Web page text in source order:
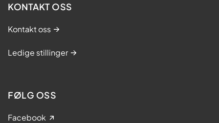
KONTAKT OSS
Kontakt oss
Ledige stillinger
FØLG OSS
Facebook